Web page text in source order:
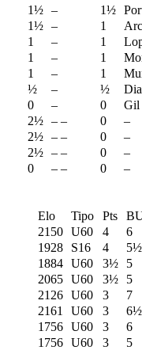
1½ – 1½
1½ – 1
1 – 1
1 – 1
1 – 1
½ – ½
0 – 0
Gil
2½ – – 0
–
2½ – – 0
–
2½ – – 0
–
0 – – 0
–
Elo Tipo Pts
2150 U60 4
6
1928 S16 4
5½
1884 U60 3½
5
2065 U60 3½
5
2126 U60 3
7
2161 U60 3
6½
1756 U60 3
6
1756 U60 3
5